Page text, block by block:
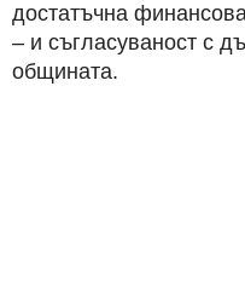
достатъчна
– и съгласуваност с
общината.